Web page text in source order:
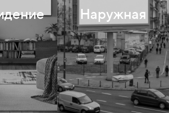
Наружная
Цифровые экраны
Остановки